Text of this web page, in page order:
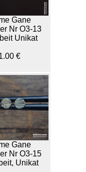
Gane
Nr O3-13
Unikat
€
Gane
Nr O3-15
Unikat